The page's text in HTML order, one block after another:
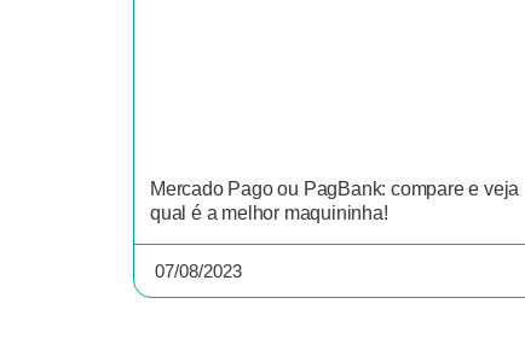
Mercado Pago ou PagBank: compare e veja
qual é a melhor maquininha!
07/08/2023